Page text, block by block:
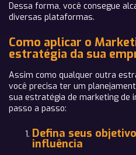
Dessa forma, você consegue
diversas plataformas.
Como aplicar o
estratégia da sua
Assim como qualquer outra
você precisa ter um
sua estratégia de marketing de
passo a passo:
Defina seus
influência